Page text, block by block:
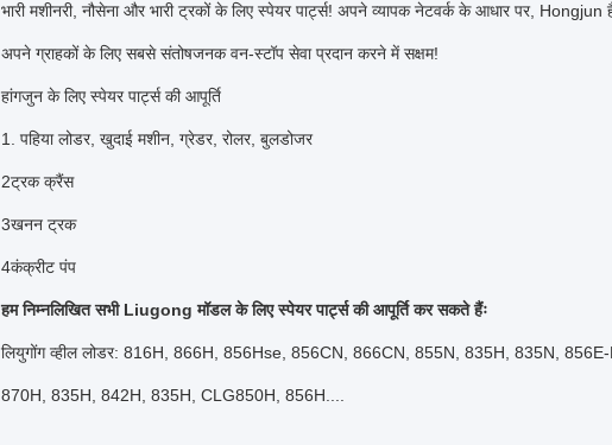
भारी मशीनरी, नौसेना और भारी ट्रकों के लिए स्पेयर पार्ट्स! अपने व्यापक नेटवर्क के आधार पर, Hongjun
अपने ग्राहकों के लिए सबसे संतोषजनक वन-स्टॉप सेवा प्रदान करने में सक्षम!
हांगजुन के लिए स्पेयर पार्ट्स की आपूर्ति
1. पहिया लोडर, खुदाई मशीन, ग्रेडर, रोलर, बुलडोजर
2ट्रक क्रैंस
3खनन ट्रक
4कंक्रीट पंप
हम निम्नलिखित सभी Liugong मॉडल के लिए स्पेयर पार्ट्स की आपूर्ति कर सकते हैंः
लियुगोंग व्हील लोडर: 816H, 866H, 856Hse, 856CN, 866CN, 855N, 835H, 835N,
870H, 835H, 842H, 835H, CLG850H, 856H....